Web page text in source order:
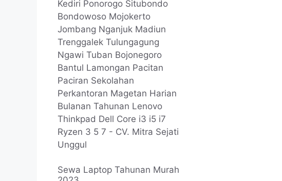
Sewa Laptop Tahunan Murah